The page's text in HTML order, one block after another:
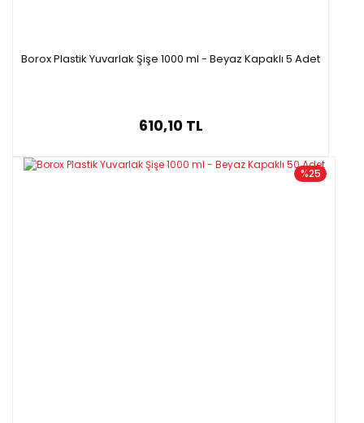
Borox Plastik Yuvarlak Şişe 1000 ml - Beyaz Kapaklı 5 Adet
610,10 TL
%25